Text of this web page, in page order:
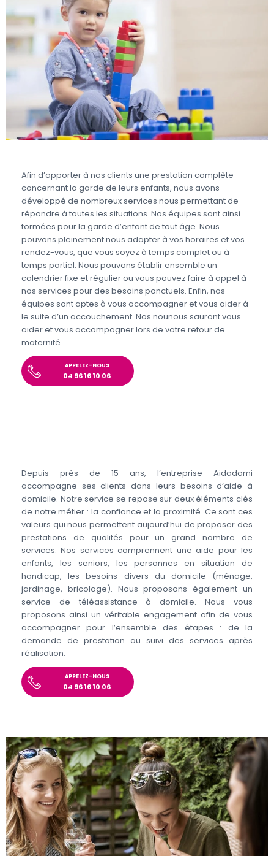
Afin d’apporter à nos clients une prestation complète
concernant la garde de leurs enfants, nous avons
développé de nombreux services nous permettant de
répondre à toutes les situations. Nos équipes sont ainsi
formées pour la garde d’enfant de tout âge. Nous
pouvons pleinement nous adapter à vos horaires et vos
rendez-vous, que vous soyez à temps complet ou à
temps partiel. Nous pouvons établir ensemble un
calendrier fixe et régulier ou vous pouvez faire à appel à
nos services pour des besoins ponctuels. Enfin, nos
équipes sont aptes à vous accompagner et vous aider à
le suite d’un accouchement. Nos nounous sauront vous
aider et vous accompagner lors de votre retour de
maternité.
APPELEZ-NOUS
04 96 16 10 06
Depuis près de 15 ans, l’entreprise Aidadomi
accompagne ses clients dans leurs besoins d’aide à
domicile. Notre service se repose sur deux éléments clés
de notre métier : la confiance et la proximité. Ce sont ces
valeurs qui nous permettent aujourd’hui de proposer des
prestations de qualités pour un grand nombre de
services. Nos services comprennent une aide pour les
enfants, les seniors, les personnes en situation de
handicap, les besoins divers du domicile (ménage,
jardinage, bricolage). Nous proposons également un
service de téléassistance à domicile. Nous vous
proposons ainsi un véritable engagement afin de vous
accompagner pour l’ensemble des étapes : de la
demande de prestation au suivi des services après
réalisation.
APPELEZ-NOUS
04 96 16 10 06